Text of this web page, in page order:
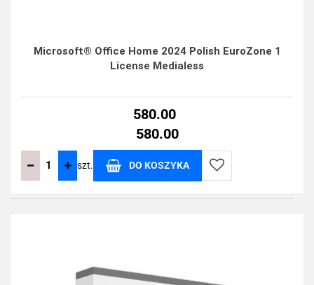
Microsoft® Office Home 2024 Polish EuroZone 1
License Medialess
580.00
580.00
szt. DO KOSZYKA
Do